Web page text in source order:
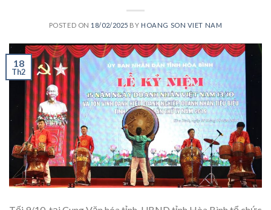
POSTED ON 18/02/2025 BY HOANG SON VIET NAM
18
Th2